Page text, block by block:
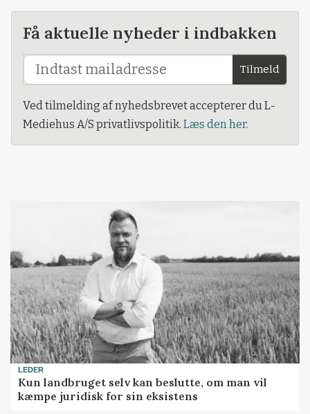
Få aktuelle nyheder i indbakken
Tilmeld
Ved tilmelding af nyhedsbrevet accepterer du L-
Mediehus A/S privatlivspolitik. Læs den her.
LEDER
Kun landbruget selv kan beslutte, om man vil
kæmpe juridisk for sin eksistens